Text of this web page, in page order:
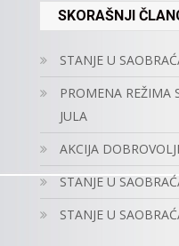
SKORAŠNJI
STANJE U
PROMENA REŽIMA
JULA
AKCIJA
STANJE U
STANJE U